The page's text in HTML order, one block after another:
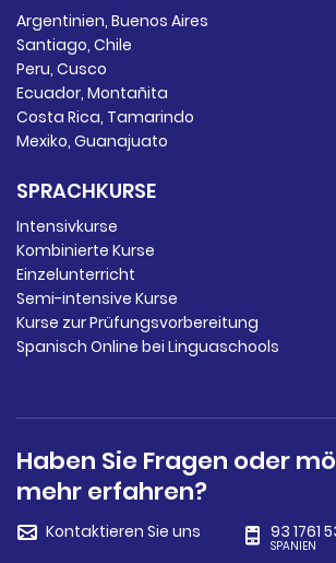
Argentinien, Buenos Aires
Santiago, Chile
Peru, Cusco
Ecuador, Montañita
Costa Rica, Tamarindo
Mexiko, Guanajuato
SPRACHKURSE
Intensivkurse
Kombinierte Kurse
Einzelunterricht
Semi-intensive Kurse
Kurse zur Prüfungsvorbereitung
Spanisch Online bei Linguaschools
Haben Sie Fragen oder
mehr erfahren?
Kontaktieren Sie uns 93 1761
SPANIEN